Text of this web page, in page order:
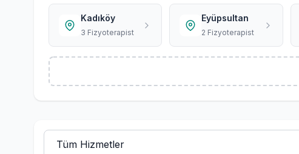
Kadıköy
3 Fizyoterapist
Eyüpsultan
2 Fizyoterapist